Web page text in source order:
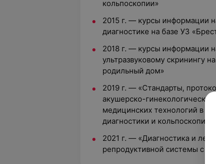
кольпоскопии»
2015 г. — курсы информации
диагностике на базе УЗ
2018 г. — курсы информации
ультразвуковому скринингу
родильный дом»
2019 г. — «Стандарты,
акушерско-
медицинских технологий в
диагностики и кольпоскопии»
2021 г. — «Диагностика и
репродуктивной системы с